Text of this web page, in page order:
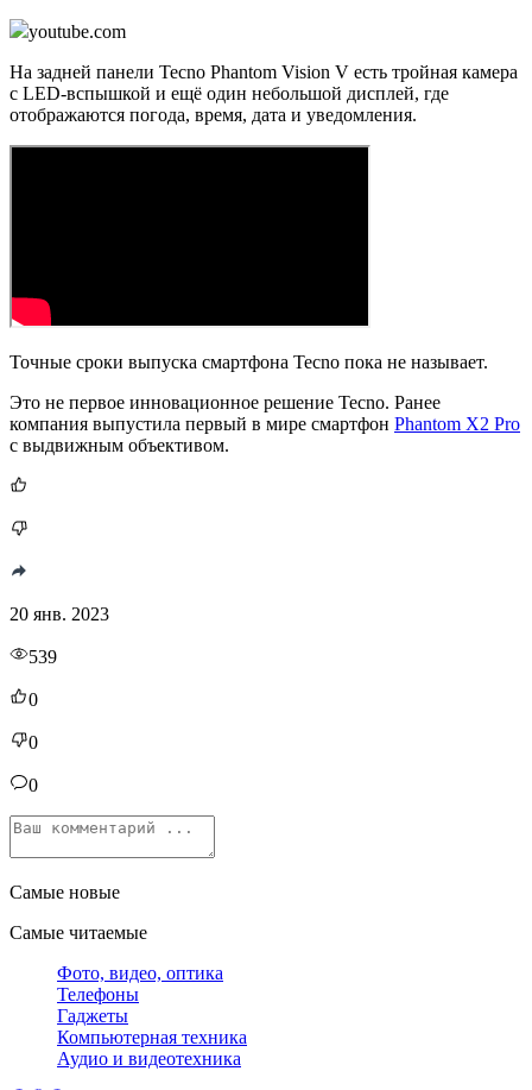
youtube.com
На задней панели Tecno Phantom Vision V есть тройная камера
с LED-вспышкой и ещё один небольшой дисплей, где
отображаются погода, время, дата и уведомления.
Точные сроки выпуска смартфона Tecno пока не называет.
Это не первое инновационное решение Tecno. Ранее
компания выпустила первый в мире смартфон Phantom X2 Pro
с выдвижным объективом.
20 янв. 2023
539
0
0
0
Самые новые
Самые читаемые
Фото, видео, оптика
Телефоны
Гаджеты
Компьютерная техника
Аудио и видеотехника